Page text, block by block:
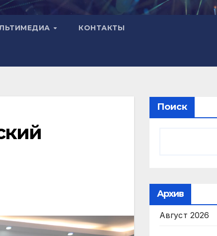
КОНТАКТЫ
Поиск
Архив
Август 2026